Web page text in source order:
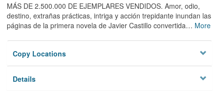
Privacy
MÁS DE 2.500.000 DE EJEMPLARES VENDIDOS. Amor, odio,
destino, extrañas prácticas, intriga y acción trepidante inundan las
páginas de la primera novela de Javier Castillo convertida… More
Copy Locations
Details